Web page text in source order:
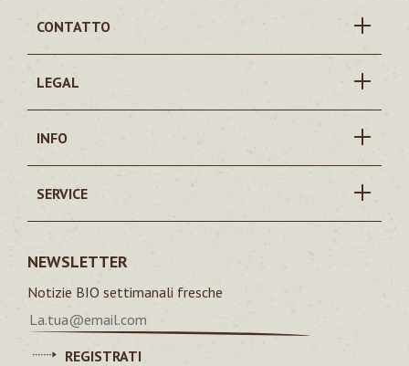
CONTATTO
LEGAL
INFO
SERVICE
NEWSLETTER
Notizie BIO settimanali fresche
REGISTRATI